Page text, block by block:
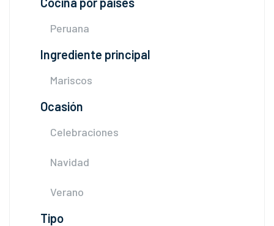
Peruana
Ingrediente principal
Mariscos
Ocasión
Celebraciones
Navidad
Verano
Tipo